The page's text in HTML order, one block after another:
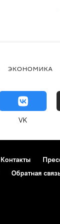
ЭКОНОМИКА
VK
Контакты
Обратная